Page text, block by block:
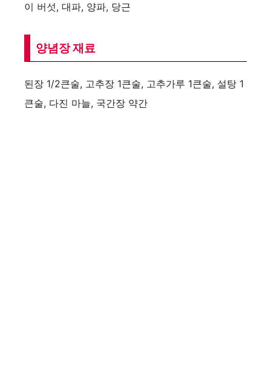
이 버섯, 대파, 양파, 당근
양념장 재료
된장 1/2큰술, 고추장 1큰술, 고추가루 1큰술, 설탕 1
큰술, 다진 마늘, 국간장 약간